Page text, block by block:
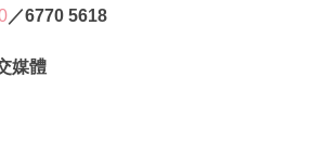
／6770 5618
媒體